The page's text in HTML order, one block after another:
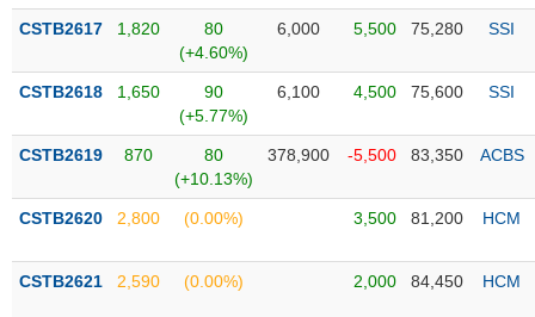
Tổng
quan
Giao
dịch
Tài
chính
Phân
tích
thuật
CSTB2617 1,820
80
(+4.60%)
6,000 5,500 75,280 SSI
CSTB2618 1,650
90
(+5.77%)
6,100 4,500 75,600 SSI
CSTB2619 870
80
(+10.13%)
378,900 -5,500 83,350 ACBS
CSTB2620 2,800 (0.00%) 3,500 81,200 HCM
CSTB2621 2,590 (0.00%) 2,000 84,450 HCM
VS-
LƯỢNG